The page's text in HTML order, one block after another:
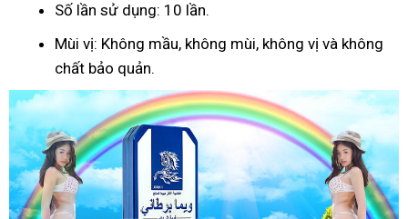
Số lần sử dụng: 10 lần.
Mùi vị: Không mầu, không mùi, không vị và không
chất bảo quản.